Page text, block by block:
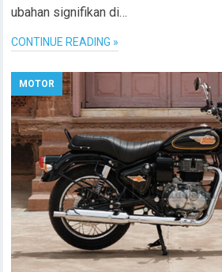
ubahan signifikan di…
CONTINUE READING »
MOTOR